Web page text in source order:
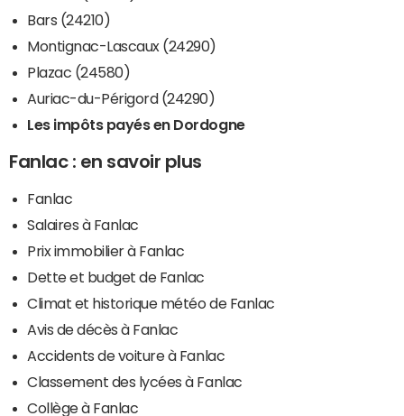
Bars (24210)
Montignac-Lascaux (24290)
Plazac (24580)
Auriac-du-Périgord (24290)
Les impôts payés en Dordogne
Fanlac : en savoir plus
Fanlac
Salaires à Fanlac
Prix immobilier à Fanlac
Dette et budget de Fanlac
Climat et historique météo de Fanlac
Avis de décès à Fanlac
Accidents de voiture à Fanlac
Classement des lycées à Fanlac
Collège à Fanlac